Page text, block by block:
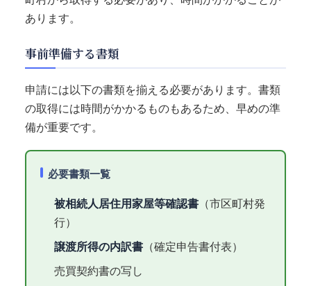
あります。
事前準備する書類
申請には以下の書類を揃える必要があります。書類
の取得には時間がかかるものもあるため、早めの準
備が重要です。
必要書類一覧
被相続人居住用家屋等確認書 （市区町村発
行）
譲渡所得の内訳書 （確定申告書付表）
売買契約書の写し